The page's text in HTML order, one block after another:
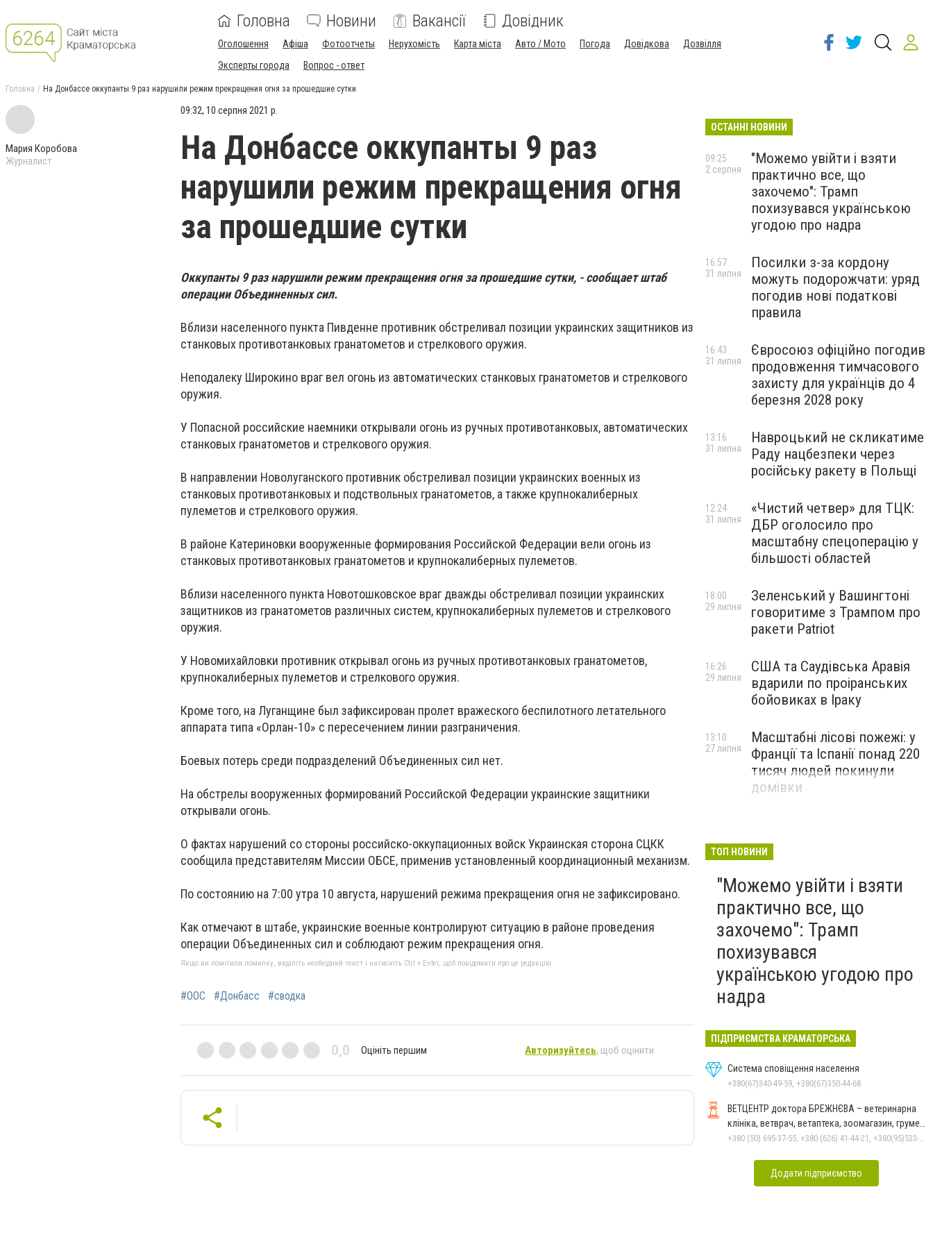
Головна Новини Вакансії Довідник
Оголошення Афіша Фотоотчеты Нерухомість Карта міста Авто / Мото Погода Довідкова
Дозвілля
Эксперты города
Вопрос - ответ
Головна На Донбассе оккупанты 9 раз нарушили режим прекращения огня за прошедшие сутки
Мария Коробова
Журналист
09:32, 10 серпня 2021 р.
На Донбассе оккупанты 9 раз
нарушили режим прекращения огня
за прошедшие сутки
Оккупанты 9 раз нарушили режим прекращения огня за прошедшие сутки, - сообщает штаб
операции Объединенных сил.
Вблизи населенного пункта Пивденне противник обстреливал позиции украинских защитников из
станковых противотанковых гранатометов и стрелкового оружия.
Неподалеку Широкино враг вел огонь из автоматических станковых гранатометов и стрелкового
оружия.
У Попасной российские наемники открывали огонь из ручных противотанковых, автоматических
станковых гранатометов и стрелкового оружия.
В направлении Новолуганского противник обстреливал позиции украинских военных из
станковых противотанковых и подствольных гранатометов, а также крупнокалиберных
пулеметов и стрелкового оружия.
В районе Катериновки вооруженные формирования Российской Федерации вели огонь из
станковых противотанковых гранатометов и крупнокалиберных пулеметов.
Вблизи населенного пункта Новотошковское враг дважды обстреливал позиции украинских
защитников из гранатометов различных систем, крупнокалиберных пулеметов и стрелкового
оружия.
У Новомихайловки противник открывал огонь из ручных противотанковых гранатометов,
крупнокалиберных пулеметов и стрелкового оружия.
Кроме того, на Луганщине был зафиксирован пролет вражеского беспилотного летательного
аппарата типа «Орлан-10» с пересечением линии разграничения.
Боевых потерь среди подразделений Объединенных сил нет.
На обстрелы вооруженных формирований Российской Федерации украинские защитники
открывали огонь.
О фактах нарушений со стороны российско-оккупационных войск Украинская сторона СЦКК
сообщила представителям Миссии ОБСЕ, применив установленный координационный механизм.
По состоянию на 7:00 утра 10 августа, нарушений режима прекращения огня не зафиксировано.
Как отмечают в штабе, украинские военные контролируют ситуацию в районе проведения
операции Объединенных сил и соблюдают режим прекращения огня.
Якщо ви помітили помилку, виділіть необхідний текст і натисніть Ctrl + Enter, щоб повідомити про це редакцію
#ООС #Донбасс #сводка
0,0 Оцініть першим Авторизуйтесь, щоб оцінити
ОСТАННІ НОВИНИ
"Можемо увійти і взяти
практично все, що
захочемо": Трамп
похизувався українською
угодою про надра
09:25
2 серпня
Посилки з-за кордону
можуть подорожчати: уряд
погодив нові податкові
правила
16:57
31 липня
Євросоюз офіційно погодив
продовження тимчасового
захисту для українців до 4
березня 2028 року
16:43
31 липня
Навроцький не скликатиме
Раду нацбезпеки через
російську ракету в Польщі
13:16
31 липня
«Чистий четвер» для ТЦК:
ДБР оголосило про
масштабну спецоперацію у
більшості областей
12:24
31 липня
Зеленський у Вашингтоні
говоритиме з Трампом про
ракети Patriot
18:00
29 липня
США та Саудівська Аравія
вдарили по проіранських
бойовиках в Іраку
16:26
29 липня
Масштабні лісові пожежі: у
Франції та Іспанії понад 220
тисяч людей покинули
домівки
13:10
27 липня
ТОП НОВИНИ
"Можемо увійти і взяти
практично все, що
захочемо": Трамп
похизувався
українською угодою про
надра
ПІДПРИЄМСТВА КРАМАТОРСЬКА
Система сповіщення населення
+380(67)340-49-59, +380(67)350-44-68
ВЕТЦЕНТР доктора БРЕЖНЄВА – ветеринарна
клініка, ветврач, ветаптека, зоомагазин, грумер,
стрижки.
+380 (50) 695-37-55, +380 (626) 41-44-21, +380(95)533-90-03
Додати підприємство